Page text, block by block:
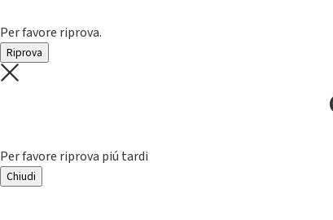
Per favore riprova.
Riprova
Per favore riprova piú tardi
Chiudi